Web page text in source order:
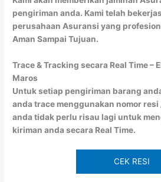
pengiriman anda. Kami telah
perusahaan Asuransi yang
Aman Sampai Tujuan.
Trace & Tracking secara Real Time –
Maros
Untuk setiap pengiriman barang
anda trace menggunakan nomor resi
anda tidak perlu risau lagi untuk
kiriman anda secara Real Time.
CEK RESI